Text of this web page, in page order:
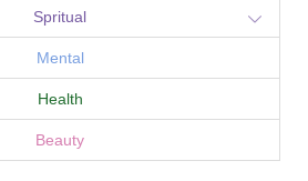
Spritual
Mental
Health
Beauty